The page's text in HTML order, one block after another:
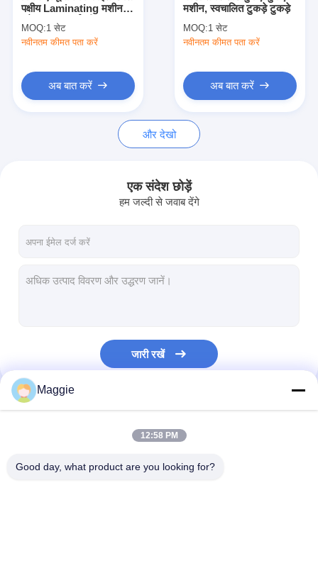
बाहर निकालना कोटिंग फाड़ना मशीन
एक्सट्रूज़न लैमिनेटिंग मशीन
प्लास्टिक फाड़ना मशीन
कोटिंग टुकड़े टुकड़े मशीन
टुकड़े टुकड़े मशीन पार्ट्स
पिघल उड़ा कपड़ा मशीन
पक्षीय Laminating मशीन
बड़े आकार ऊर्जा की बचत
MOQ:1 सेट
नवीनतम कीमत पता करें
अब बात करें
मशीन, स्वचालित टुकड़े टुकड़े
MOQ:1 सेट
नवीनतम कीमत पता करें
अब बात करें
और देखो
एक संदेश छोड़ें
हम जल्दी से जवाब देंगे
जारी रखें
हमारी श्रेणियाँ
Maggie
12:58 PM
Good day, what product are you looking for?